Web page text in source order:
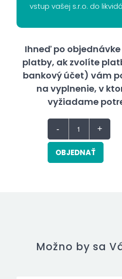
vstup vašej s.r.o. do
Ihneď po
platby, ak zvolíte
bankový účet) vám
na vyplnenie, v
vyžiadame
OBJEDNAŤ
Možno by sa